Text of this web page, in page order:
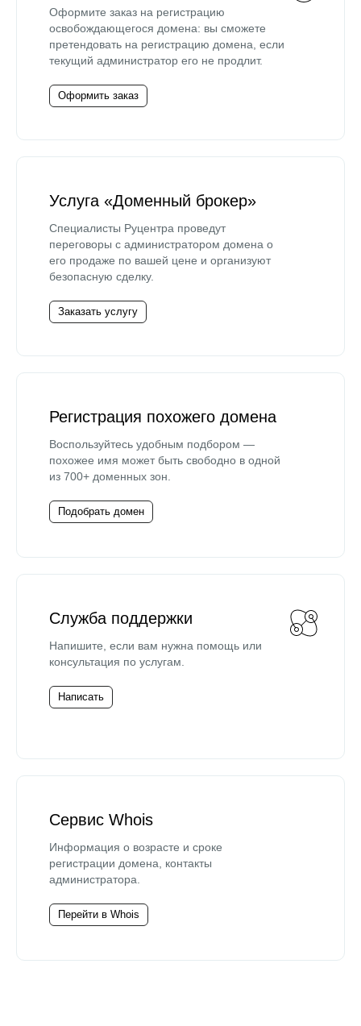
Оформите заказ на регистрацию
освобождающегося домена: вы сможете
претендовать на регистрацию домена, если
текущий администратор его не продлит.
Оформить заказ
Услуга «Доменный брокер»
Специалисты Руцентра проведут
переговоры с администратором домена о
его продаже по вашей цене и организуют
безопасную сделку.
Заказать услугу
Регистрация похожего домена
Воспользуйтесь удобным подбором —
похожее имя может быть свободно в одной
из 700+ доменных зон.
Подобрать домен
Служба поддержки
Напишите, если вам нужна помощь или
консультация по услугам.
Написать
Сервис Whois
Информация о возрасте и сроке
регистрации домена, контакты
администратора.
Перейти в Whois